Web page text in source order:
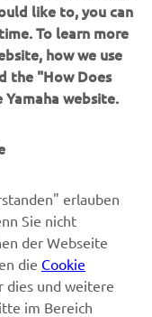
und vielem mehr.
zu erfahren, wie wir
like to, you can
To learn more
how we use
the "How Does
website.
erlauben
Sie nicht
der Webseite
die Cookie
dies und weitere
im Bereich